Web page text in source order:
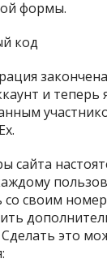
формы.
и теперь
сайта
со своим
это